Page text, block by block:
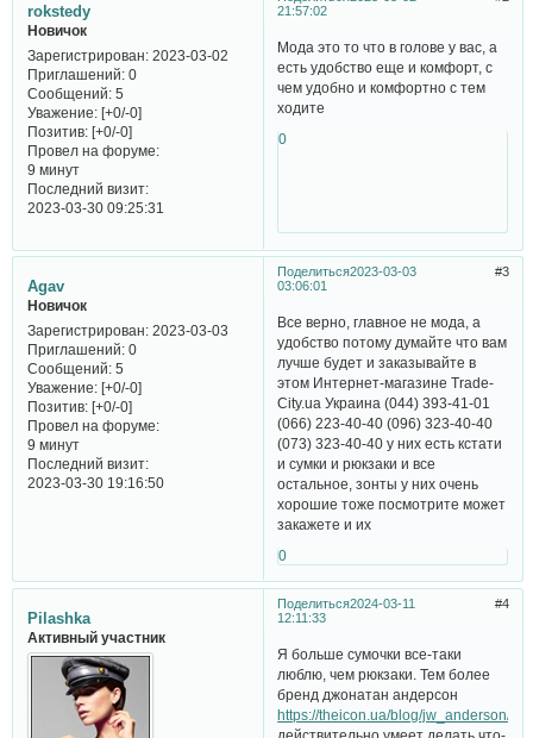
21:57:02
rokstedy
Новичок
Зарегистрирован: 2023-03-02
Приглашений:0
Сообщений:5
Уважение: [+0/-0]
Позитив: [+0/-0]
Провел на форуме:
9 минут
Последний визит:
2023-03-30 09:25:31
Мода это то что в голове у вас, а
есть удобство еще и комфорт, с
чем удобно и комфортно с тем
ходите
0
Поделиться 3
2023-03-03
03:06:01
Agav
Новичок
Зарегистрирован: 2023-03-03
Приглашений:0
Сообщений:5
Уважение: [+0/-0]
Позитив: [+0/-0]
Провел на форуме:
9 минут
Последний визит:
2023-03-30 19:16:50
Все верно, главное не мода, а
удобство потому думайте что вам
лучше будет и заказывайте в
этом Интернет-магазине Trade-
City.ua Украина (044) 393-41-01
(066) 223-40-40 (096) 323-40-40
(073) 323-40-40 у них есть кстати
и сумки и рюкзаки и все
остальное, зонты у них очень
хорошие тоже посмотрите может
закажете и их
0
Поделиться 4
2024-03-11
12:11:33
Pilashka
Активный участник
Я больше сумочки все-таки
люблю, чем рюкзаки. Тем более
бренд джонатан андерсон
https://theicon.ua/blog/jw_anderson/
действительно умеет делать что-